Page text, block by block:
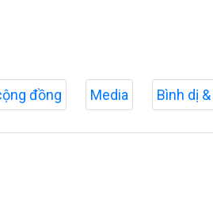
đồng Media Bình dị